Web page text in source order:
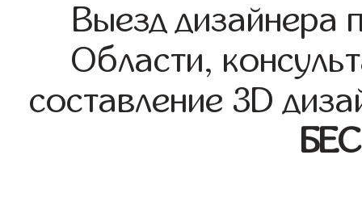
Выезд дизайнера
Области,
составление 3D